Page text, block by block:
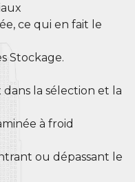
ce qui en fait le
Stockage.
la sélection et la
à froid
ou dépassant le